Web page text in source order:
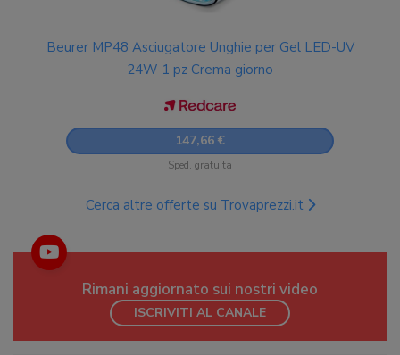
Beurer MP48 Asciugatore Unghie per Gel LED-UV
24W 1 pz Crema giorno
147,66 €
Sped. gratuita
Cerca altre offerte su Trovaprezzi.it
Rimani aggiornato sui nostri video
ISCRIVITI AL CANALE